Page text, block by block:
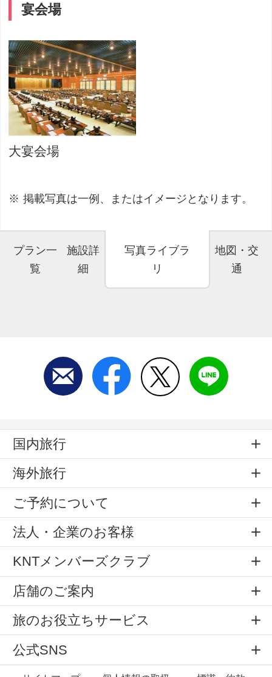
宴会場
大宴会場
掲載写真は一例、またはイメージとなります。
プラン一
覧
施設詳
細
写真ライブラ
リ
地図・交
通
国内旅行
海外旅行
ご予約について
法人・企業のお客様
KNTメンバーズクラブ
店舗のご案内
旅のお役立ちサービス
公式SNS